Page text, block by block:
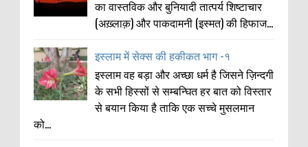
का वास्तविक और बुनियादी तात्पर्य शिष्टाचार
(अख़्लाक़) और पाकदामनी (इस्मत) की हिफाज...
इस्लाम में सेक्स की हकीकत भाग -१
इस्लाम वह बड़ा और अच्छा धर्म है जिसने ज़िन्दगी
के सभी हिस्सों से सम्बन्घित हर बात को विस्तार
से बयान किया है ताकि एक सच्चे मुसलमान
को...